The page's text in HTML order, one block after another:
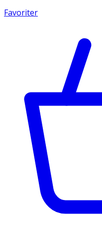
Favoriter